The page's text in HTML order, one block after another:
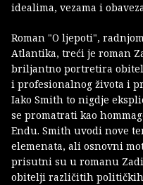
idealima, vezama i
Roman "O ljepoti",
Atlantika, treći je roman
briljantno portretira
i profesionalnog života i
Iako Smith to nigdje
se promatrati kao
Endu. Smith uvodi nove
elemenata, ali osnovni
prisutni su u romanu
obitelji različitih